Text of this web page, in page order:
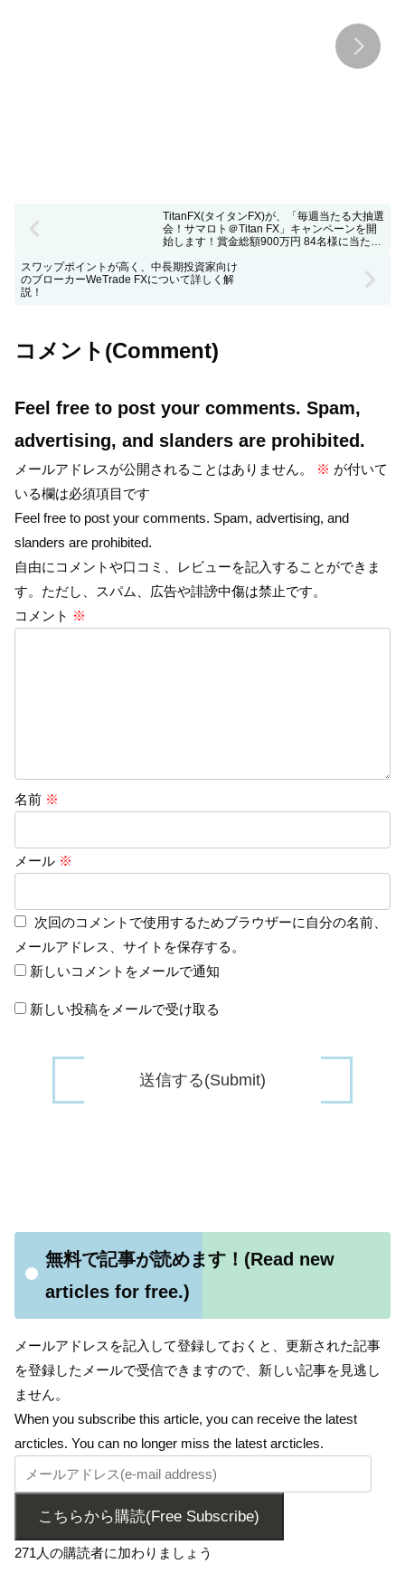
TitanFX(タイタンFX)が、「毎週当たる大抽選
会！サマロト＠Titan FX」キャンペーンを開
始します！賞金総額900万円 84名様に当たる
スワップポイントが高く、中長期投資家向け
のブローカーWeTrade FXについて詳しく解
説！
コメント(Comment)
Feel free to post your comments. Spam,
advertising, and slanders are prohibited.
メールアドレスが公開されることはありません。 ※ が付いて
いる欄は必須項目です
Feel free to post your comments. Spam, advertising, and
slanders are prohibited.
自由にコメントや口コミ、レビューを記入することができま
す。ただし、スパム、広告や誹謗中傷は禁止です。
コメント ※
名前 ※
メール ※
次回のコメントで使用するためブラウザーに自分の名前、
メールアドレス、サイトを保存する。
新しいコメントをメールで通知
新しい投稿をメールで受け取る
無料で記事が読めます！(Read new
articles for free.)
メールアドレスを記入して登録しておくと、更新された記事
を登録したメールで受信できますので、新しい記事を見逃し
ません。
When you subscribe this article, you can receive the latest
arcticles. You can no longer miss the latest arcticles.
こちらから購読(Free Subscribe)
271人の購読者に加わりましょう